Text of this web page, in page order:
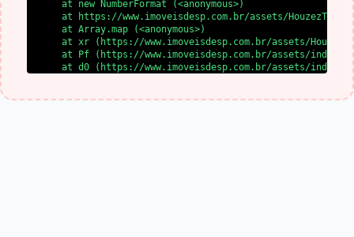
    at new NumberFormat (<anonymous>)
at https://www.imoveisdesp.com.br/assets/
    at Array.map (<anonymous>)
at xr (https://www.imoveisdesp.com.br/assets/
at Pf (https://www.imoveisdesp.com.br/assets/index-
at d0 (https://www.imoveisdesp.com.br/assets/index-
at l0 (https://www.imoveisdesp.com.br/assets/index-
at SS (https://www.imoveisdesp.com.br/assets/index-